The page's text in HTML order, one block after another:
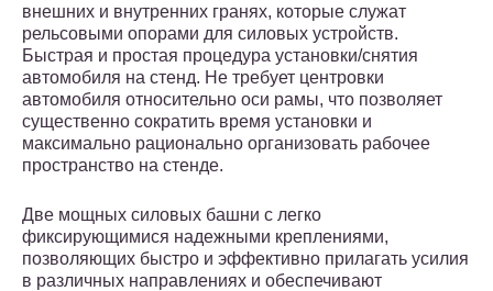
внешних и внутренних гранях, которые служат
рельсовыми опорами для силовых устройств.
Быстрая и простая процедура установки/снятия
автомобиля на стенд. Не требует центровки
автомобиля относительно оси рамы, что позволяет
существенно сократить время установки и
максимально рационально организовать рабочее
пространство на стенде.
Две мощных силовых башни с легко
фиксирующимися надежными креплениями,
позволяющих быстро и эффективно прилагать усилия
в различных направлениях и обеспечивают